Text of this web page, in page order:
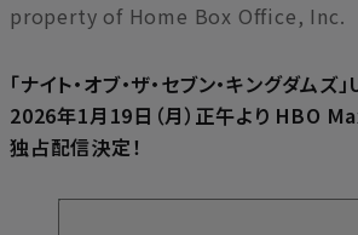
property of Home Box Office, Inc.
「ナイト・オブ・ザ・セブン・キングダムズ
2026年1月19日（月）正午より HBO
独占配信決定！